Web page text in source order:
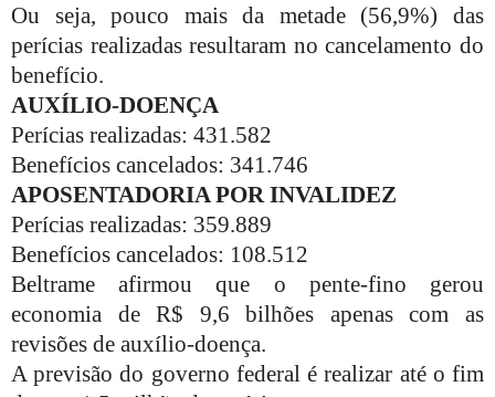
Ou seja, pouco mais da metade (56,9%) das
perícias realizadas resultaram no cancelamento do
benefício.
AUXÍLIO-DOENÇA
Perícias realizadas: 431.582
Benefícios cancelados: 341.746
APOSENTADORIA POR INVALIDEZ
Perícias realizadas: 359.889
Benefícios cancelados: 108.512
Beltrame afirmou que o pente-fino gerou
economia de R$ 9,6 bilhões apenas com as
revisões de auxílio-doença.
A previsão do governo federal é realizar até o fim